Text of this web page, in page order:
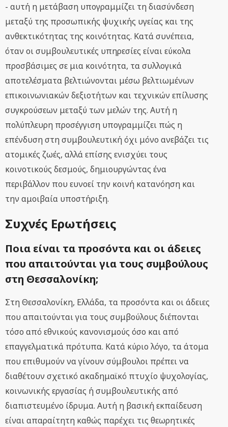
- αυτή η μετάβαση υπογραμμίζει τη διασύνδεση
μεταξύ της προσωπικής ψυχικής υγείας και της
ανθεκτικότητας της κοινότητας. Κατά συνέπεια,
όταν οι συμβουλευτικές υπηρεσίες είναι εύκολα
προσβάσιμες σε μια κοινότητα, τα συλλογικά
αποτελέσματα βελτιώνονται μέσω βελτιωμένων
επικοινωνιακών δεξιοτήτων και τεχνικών επίλυσης
συγκρούσεων μεταξύ των μελών της. Αυτή η
πολύπλευρη προσέγγιση υπογραμμίζει πώς η
επένδυση στη συμβουλευτική όχι μόνο ανεβάζει τις
ατομικές ζωές, αλλά επίσης ενισχύει τους
κοινοτικούς δεσμούς, δημιουργώντας ένα
περιβάλλον που ευνοεί την κοινή κατανόηση και
την αμοιβαία υποστήριξη.
Συχνές Ερωτήσεις
Ποια είναι τα προσόντα και οι άδειες
που απαιτούνται για τους συμβούλους
στη Θεσσαλονίκη;
Στη Θεσσαλονίκη, Ελλάδα, τα προσόντα και οι άδειες
που απαιτούνται για τους συμβούλους διέπονται
τόσο από εθνικούς κανονισμούς όσο και από
επαγγελματικά πρότυπα. Κατά κύριο λόγο, τα άτομα
που επιθυμούν να γίνουν σύμβουλοι πρέπει να
διαθέτουν σχετικό ακαδημαϊκό πτυχίο ψυχολογίας,
κοινωνικής εργασίας ή συμβουλευτικής από
διαπιστευμένο ίδρυμα. Αυτή η βασική εκπαίδευση
είναι απαραίτητη καθώς παρέχει τις θεωρητικές